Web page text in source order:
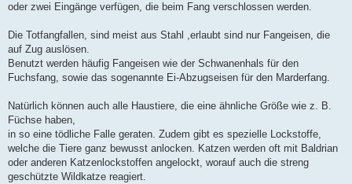
oder zwei Eingänge verfügen, die beim Fang verschlossen werden.
Die Totfangfallen, sind meist aus Stahl ,erlaubt sind nur Fangeisen, die
auf Zug auslösen.
Benutzt werden häufig Fangeisen wie der Schwanenhals für den
Fuchsfang, sowie das sogenannte Ei-Abzugseisen für den Marderfang.
Natürlich können auch alle Haustiere, die eine ähnliche Größe wie z. B.
Füchse haben,
in so eine tödliche Falle geraten. Zudem gibt es spezielle Lockstoffe,
welche die Tiere ganz bewusst anlocken. Katzen werden oft mit Baldrian
oder anderen Katzenlockstoffen angelockt, worauf auch die streng
geschützte Wildkatze reagiert.